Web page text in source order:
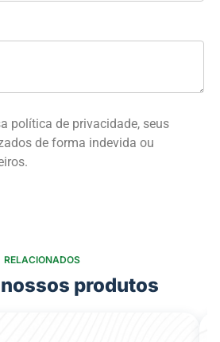
política de privacidade, seus
de forma indevida ou
RELACIONADOS
produtos